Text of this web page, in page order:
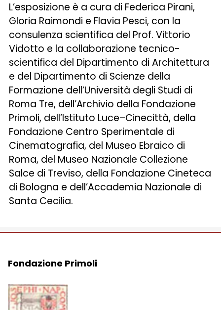
L’esposizione è a cura di Federica Pirani,
Gloria Raimondi e Flavia Pesci, con la
consulenza scientifica del Prof. Vittorio
Vidotto e la collaborazione tecnico-
scientifica del Dipartimento di Architettura
e del Dipartimento di Scienze della
Formazione dell’Università degli Studi di
Roma Tre, dell’Archivio della Fondazione
Primoli, dell’Istituto Luce–Cinecittà, della
Fondazione Centro Sperimentale di
Cinematografia, del Museo Ebraico di
Roma, del Museo Nazionale Collezione
Salce di Treviso, della Fondazione Cineteca
di Bologna e dell’Accademia Nazionale di
Santa Cecilia.
Fondazione Primoli